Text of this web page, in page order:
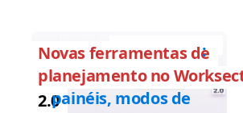
WORKSECTION NEXT
Novas ferramentas de
planejamento no
2.0
:
painéis, modos de